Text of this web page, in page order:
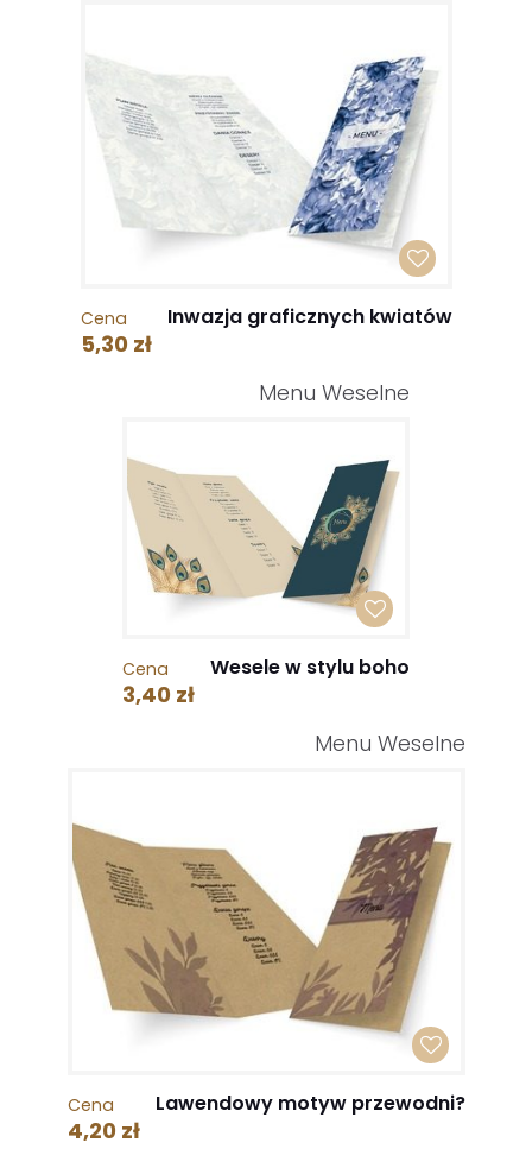
Cena
5,30 zł
Inwazja graficznych kwiatów
Menu Weselne
Cena
3,40 zł
Wesele w stylu boho
Menu Weselne
Cena
4,20 zł
Lawendowy motyw przewodni?